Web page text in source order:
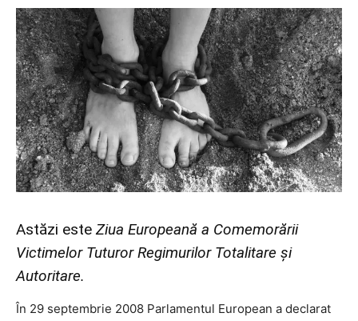
Astăzi esteZiua Europeană a Comemorării
Victimelor Tuturor Regimurilor Totalitare și
Autoritare.
În 29 septembrie 2008 Parlamentul European a declarat